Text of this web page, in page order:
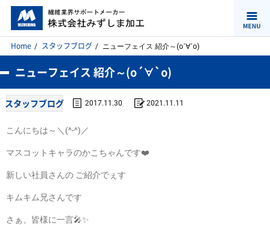
Home スタッフブログ ニューフェイス 紹介～(о´∀`о)
ニューフェイス 紹介～(о´∀`о)
スタッフブログ 2017.11.30 2021.11.11
こんにちは～＼(^-^)／
マスコットキャラのかこちゃんです❤️
新しい社員さんの ご紹介でぇす
キムキム兄さんです
さぁ、皆様に一言🎤✨